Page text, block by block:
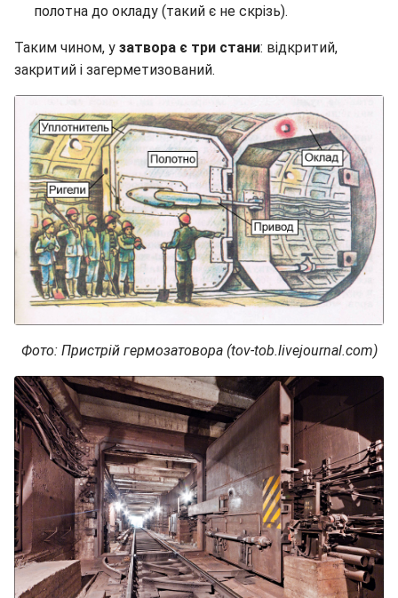
полотна до окладу (такий є не скрізь).
Таким чином, у затвора є три стани: відкритий,
закритий і загерметизований.
Фото: Пристрій гермозатовора (tov-tob.livejournal.com)